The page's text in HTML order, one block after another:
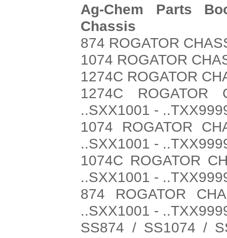
Ag-Chem Parts
Chassis
874 ROGATOR
1074 ROGATOR
1274C ROGATOR
1274C ROGATOR
..SXX1001 -
1074 ROGATOR
..SXX1001 -
1074C ROGATOR
..SXX1001 -
874 ROGATOR
..SXX1001 -
SS874 / SS1074 /